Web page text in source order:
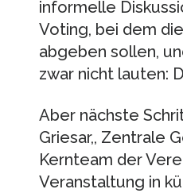
informelle
Voting, bei dem
abgeben sollen,
zwar nicht lauten:
Aber nächste
Griesar,, Zentrale
Kernteam der
Veranstaltung in